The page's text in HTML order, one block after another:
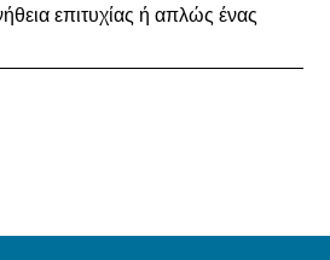
επιτυχίας ή απλώς ένας